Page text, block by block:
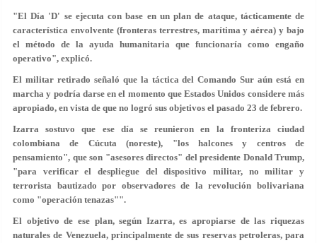
"El Día 'D' se ejecuta con base en un plan de ataque, tácticamente de
característica envolvente (fronteras terrestres, marítima y aérea) y bajo
el método de la ayuda humanitaria que funcionaría como engaño
operativo", explicó.
El militar retirado señaló que la táctica del Comando Sur aún está en
marcha y podría darse en el momento que Estados Unidos considere más
apropiado, en vista de que no logró sus objetivos el pasado 23 de febrero.
Izarra sostuvo que ese día se reunieron en la fronteriza ciudad
colombiana de Cúcuta (noreste), "los halcones y centros de
pensamiento", que son "asesores directos" del presidente Donald Trump,
"para verificar el despliegue del dispositivo militar, no militar y
terrorista bautizado por observadores de la revolución bolivariana
como "operación tenazas"".
El objetivo de ese plan, según Izarra, es apropiarse de las riquezas
naturales de Venezuela, principalmente de sus reservas petroleras, para